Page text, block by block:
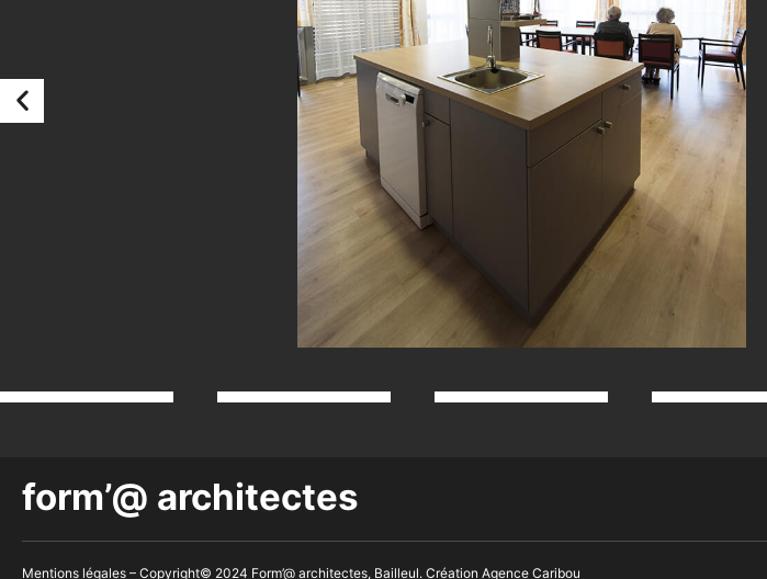
form’@ architectes
Mentions légales – Copyright© 2024 Form’@ architectes, Bailleul. Création Agence Caribou